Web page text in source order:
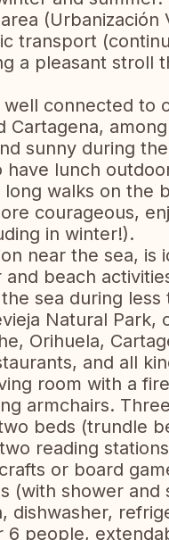
transport
a pleasant stroll
connected to
Cartagena,
sunny during
have lunch
walks on the
courageous,
in winter!).
near the sea, is
beach
sea during less
Natural
Orihuela,
and all
room with a
armchairs.
beds (trundle
reading
or board
(with shower and
dishwasher,
6 people,